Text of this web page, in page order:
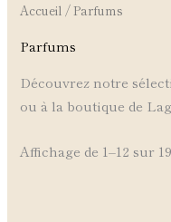
Accueil / Parfums
Parfums
Découvrez notre
ou à la boutique de
Affichage de 1–12 sur